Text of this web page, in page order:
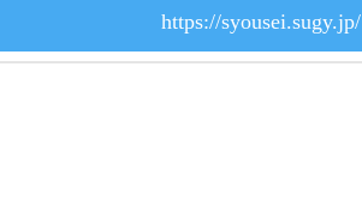
https://syousei.sugy.jp/